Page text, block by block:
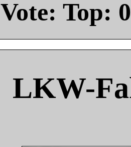
Vote: Top: 0
LKW-